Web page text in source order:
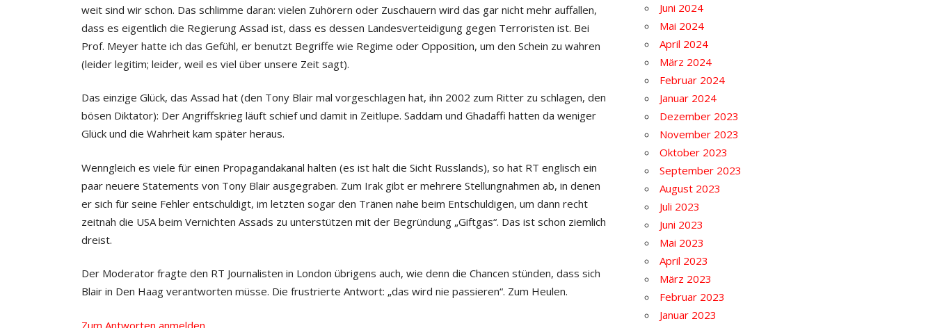
weit sind wir schon. Das schlimme daran: vielen Zuhörern oder Zuschauern wird das gar nicht mehr auffallen,
dass es eigentlich die Regierung Assad ist, dass es dessen Landesverteidigung gegen Terroristen ist. Bei
Prof. Meyer hatte ich das Gefühl, er benutzt Begriffe wie Regime oder Opposition, um den Schein zu wahren
(leider legitim; leider, weil es viel über unsere Zeit sagt).
Das einzige Glück, das Assad hat (den Tony Blair mal vorgeschlagen hat, ihn 2002 zum Ritter zu schlagen, den
bösen Diktator): Der Angriffskrieg läuft schief und damit in Zeitlupe. Saddam und Ghadaffi hatten da weniger
Glück und die Wahrheit kam später heraus.
Wenngleich es viele für einen Propagandakanal halten (es ist halt die Sicht Russlands), so hat RT englisch ein
paar neuere Statements von Tony Blair ausgegraben. Zum Irak gibt er mehrere Stellungnahmen ab, in denen
er sich für seine Fehler entschuldigt, im letzten sogar den Tränen nahe beim Entschuldigen, um dann recht
zeitnah die USA beim Vernichten Assads zu unterstützen mit der Begründung „Giftgas“. Das ist schon ziemlich
dreist.
Der Moderator fragte den RT Journalisten in London übrigens auch, wie denn die Chancen stünden, dass sich
Blair in Den Haag verantworten müsse. Die frustrierte Antwort: „das wird nie passieren“. Zum Heulen.
Zum Antworten anmelden
Juni 2024
Mai 2024
April 2024
März 2024
Februar 2024
Januar 2024
Dezember 2023
November 2023
Oktober 2023
September 2023
August 2023
Juli 2023
Juni 2023
Mai 2023
April 2023
März 2023
Februar 2023
Januar 2023